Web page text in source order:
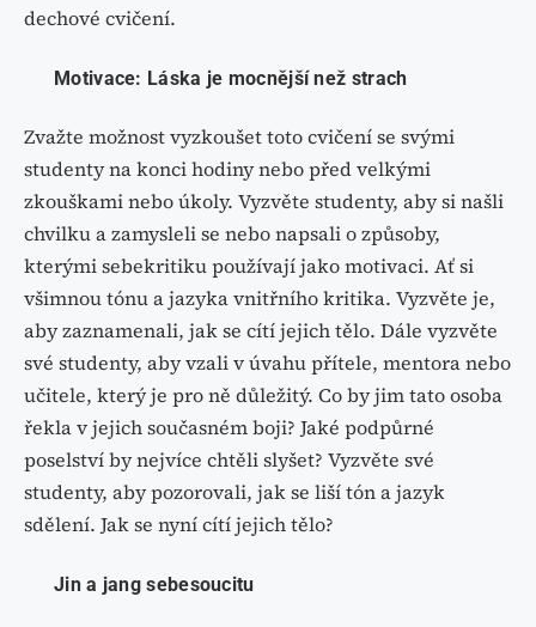
dechové cvičení.
Motivace: Láska je mocnější než strach
Zvažte možnost vyzkoušet toto cvičení se svými
studenty na konci hodiny nebo před velkými
zkouškami nebo úkoly. Vyzvěte studenty, aby si našli
chvilku a zamysleli se nebo napsali o způsoby,
kterými sebekritiku používají jako motivaci. Ať si
všimnou tónu a jazyka vnitřního kritika. Vyzvěte je,
aby zaznamenali, jak se cítí jejich tělo. Dále vyzvěte
své studenty, aby vzali v úvahu přítele, mentora nebo
učitele, který je pro ně důležitý. Co by jim tato osoba
řekla v jejich současném boji? Jaké podpůrné
poselství by nejvíce chtěli slyšet? Vyzvěte své
studenty, aby pozorovali, jak se liší tón a jazyk
sdělení. Jak se nyní cítí jejich tělo?
Jin a jang sebesoucitu